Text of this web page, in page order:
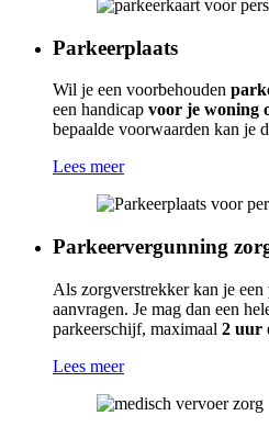
Parkeerplaats
Wil je een voorbehouden
een handicap voor je woning
bepaalde voorwaarden kan je
Lees meer
Parkeervergunning
Als zorgverstrekker kan je een
aanvragen. Je mag dan een
parkeerschijf, maximaal 2 uur
Lees meer